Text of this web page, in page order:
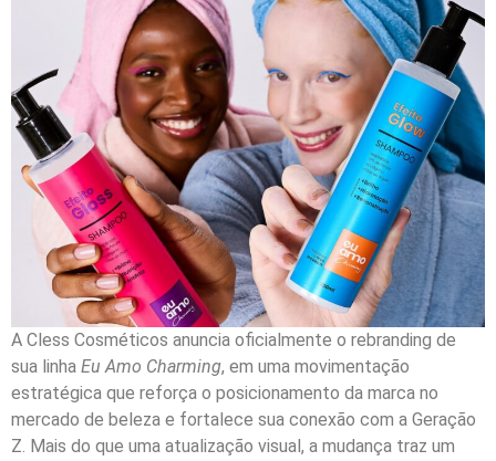
A Cless Cosméticos anuncia oficialmente o rebranding de
sua linha Eu Amo Charming, em uma movimentação
estratégica que reforça o posicionamento da marca no
mercado de beleza e fortalece sua conexão com a Geração
Z. Mais do que uma atualização visual, a mudança traz um